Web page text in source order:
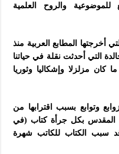
والروح العلمية
أخرجتها المطابع العربية منذ
التي أحدثت نقلة في حياتنا
ما كان مزلزلا وإشكاليا وثوريا
وتوابع بسبب اقترابها من
المقدس بكل جرأة كتاب (في
الجاهلي) لطه حسين 1926 وقد سبب الكتاب للكاتب شهرة